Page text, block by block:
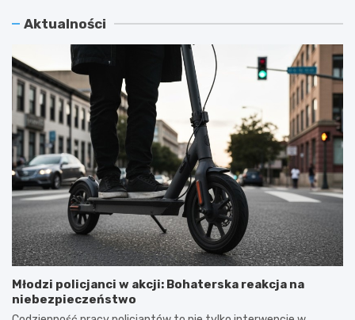
Aktualności
Młodzi policjanci w akcji: Bohaterska reakcja na
niebezpieczeństwo